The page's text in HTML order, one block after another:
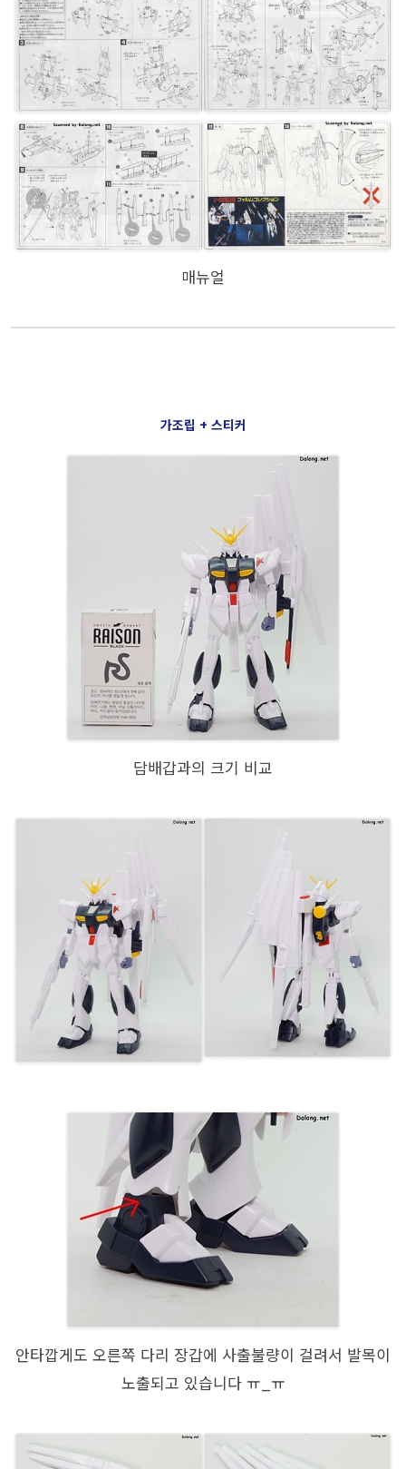
매뉴얼
가조립 + 스티커
담배갑과의 크기 비교
안타깝게도 오른쪽 다리 장갑에 사출불량이 걸려서 발목이
노출되고 있습니다 ㅠ_ㅠ